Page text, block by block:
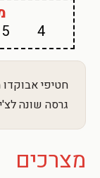
4
15
חטיפי אבוקדו
גרסה שונה
מצרכים